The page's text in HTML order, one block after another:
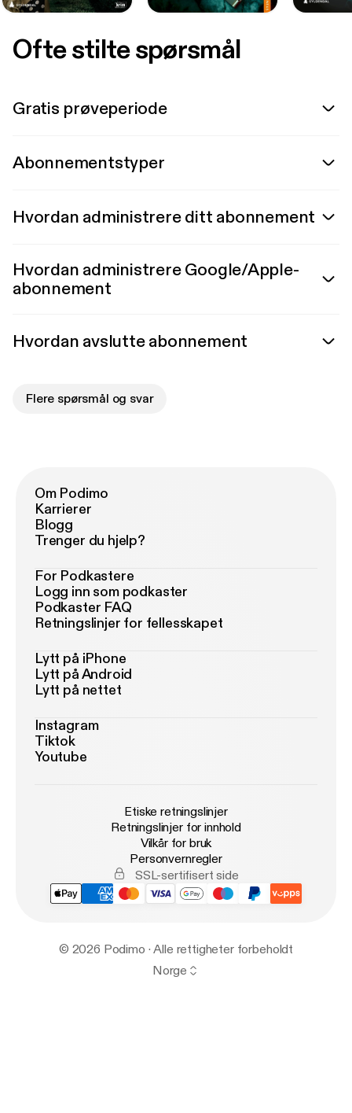
Ofte stilte spørsmål
Gratis prøveperiode
Abonnementstyper
Hvordan administrere ditt abonnement
Hvordan administrere Google/Apple-
abonnement
Hvordan avslutte abonnement
Flere spørsmål og svar
Om Podimo
Karrierer
Blogg
Trenger du hjelp?
For Podkastere
Logg inn som podkaster
Podkaster FAQ
Retningslinjer for fellesskapet
Lytt på iPhone
Lytt på Android
Lytt på nettet
Instagram
Tiktok
Youtube
Etiske retningslinjer
Retningslinjer for innhold
Vilkår for bruk
Personvernregler
SSL-sertifisert side
© 2026 Podimo · Alle rettigheter forbeholdt
Norge